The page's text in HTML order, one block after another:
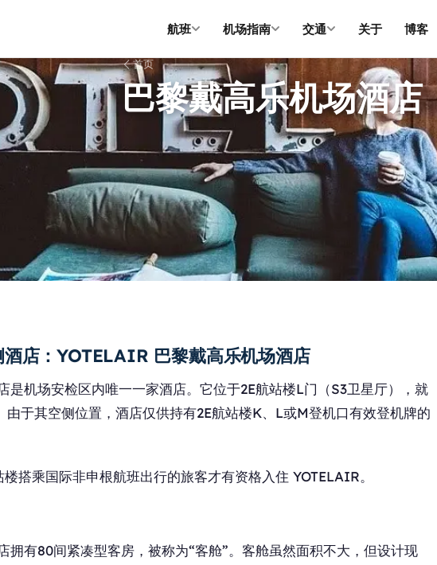
航班 机场指南 交通 关于 博客
首页
巴黎戴高乐机场酒店
店：YOTELAIR 巴黎戴高乐机场酒店
是机场安检区内唯一一家酒店。它位于2E航站楼L门（S3卫星厅），就
于其空侧位置，酒店仅供持有2E航站楼K、L或M登机口有效登机牌的
搭乘国际非申根航班出行的旅客才有资格入住 YOTELAIR。
拥有80间紧凑型客房，被称为“客舱”。客舱虽然面积不大，但设计现